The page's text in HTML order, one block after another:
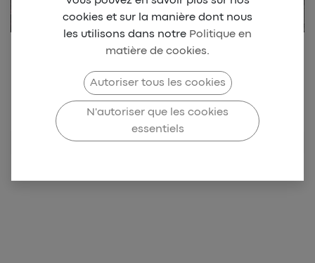
Retrouvez notre collection
Beach park Dionysien
SAINT-
PIERRE
cookies et sur la manière dont nous
les utilisons dans notre Politique en
matière de cookies
Autoriser tous les cookies
N'autoriser que les cookies
essentiels